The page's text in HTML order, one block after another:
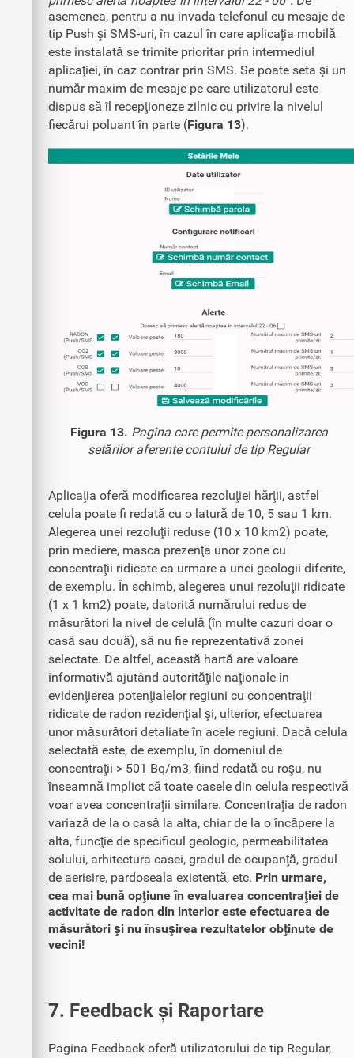
asemenea, pentru a nu invada telefonul cu mesaje de
tip Push şi SMS-uri, în cazul în care aplicaţia mobilă
este instalată se trimite prioritar prin intermediul
aplicaţiei, în caz contrar prin SMS. Se poate seta şi un
număr maxim de mesaje pe care utilizatorul este
dispus să îl recepţioneze zilnic cu privire la nivelul
fiecărui poluant în parte (Figura 13).
Figura 13. Pagina care permite personalizarea
setărilor aferente contului de tip Regular
Aplicaţia oferă modificarea rezoluţiei hărţii, astfel
celula poate fi redată cu o latură de 10, 5 sau 1 km.
Alegerea unei rezoluţii reduse (10 x 10 km2) poate,
prin mediere, masca prezenţa unor zone cu
concentraţii ridicate ca urmare a unei geologii diferite,
de exemplu. În schimb, alegerea unui rezoluţii ridicate
(1 x 1 km2) poate, datorită numărului redus de
măsurători la nivel de celulă (în multe cazuri doar o
casă sau două), să nu fie reprezentativă zonei
selectate. De altfel, această hartă are valoare
informativă ajutând autorităţile naţionale în
evidenţierea potenţialelor regiuni cu concentraţii
ridicate de radon rezidenţial şi, ulterior, efectuarea
unor măsurători detaliate în acele regiuni. Dacă celula
selectată este, de exemplu, în domeniul de
concentraţii > 501 Bq/m3, fiind redată cu roşu, nu
înseamnă implict că toate casele din celula respectivă
voar avea concentraţii similare. Concentraţia de radon
variază de la o casă la alta, chiar de la o încăpere la
alta, funcţie de specificul geologic, permeabilitatea
solului, arhitectura casei, gradul de ocupanţă, gradul
de aerisire, pardoseala existentă, etc. Prin urmare,
cea mai bună opţiune în evaluarea concentraţiei de
activitate de radon din interior este efectuarea de
măsurători şi nu însuşirea rezultatelor obţinute de
vecini!
7. Feedback și Raportare
Pagina Feedback oferă utilizatorului de tip Regular,